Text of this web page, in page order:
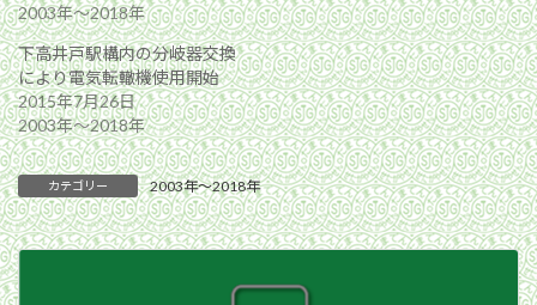
2003年〜2018年
下高井戸駅構内の分岐器交換
により電気転轍機使用開始
2015年7月26日
2003年〜2018年
カテゴリー 2003年〜2018年